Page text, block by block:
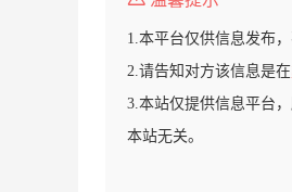
1.本平台仅供信息发布
2.请告知对方该信息是在
3.本站仅提供信息平台
本站无关。